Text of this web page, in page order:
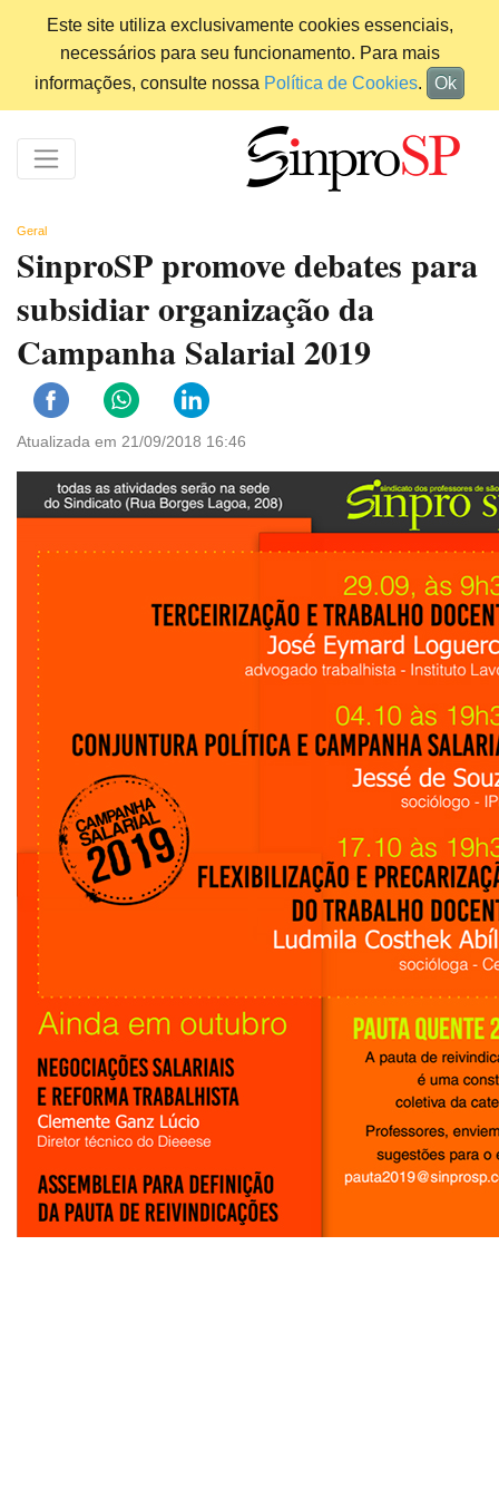
Este site utiliza exclusivamente cookies essenciais,
necessários para seu funcionamento. Para mais
informações, consulte nossa Política de Cookies. Ok
Geral
SinproSP promove debates para
subsidiar organização da
Campanha Salarial 2019
Atualizada em 21/09/2018 16:46